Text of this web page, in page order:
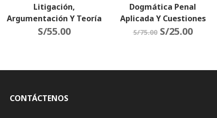
Litigación,
Argumentación Y Teoría
Del Caso
S/55.00
Dogmática Penal
Aplicada Y Cuestiones
Actuales Del Derecho
S/75.00 S/25.00
CONTÁCTENOS